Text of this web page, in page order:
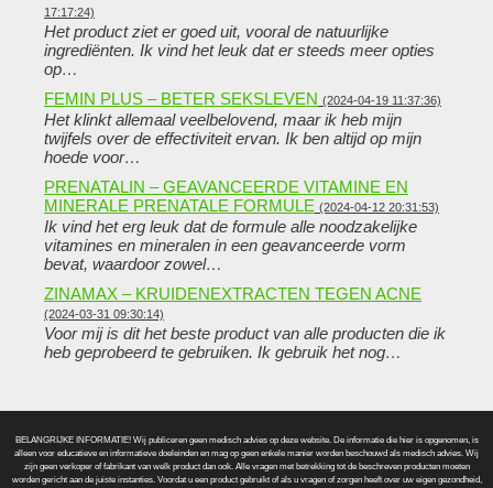
17:17:24)
Het product ziet er goed uit, vooral de natuurlijke
ingrediënten. Ik vind het leuk dat er steeds meer opties
op…
FEMIN PLUS – BETER SEKSLEVEN (2024-04-19 11:37:36)
Het klinkt allemaal veelbelovend, maar ik heb mijn
twijfels over de effectiviteit ervan. Ik ben altijd op mijn
hoede voor…
PRENATALIN – GEAVANCEERDE VITAMINE EN
MINERALE PRENATALE FORMULE (2024-04-12 20:31:53)
Ik vind het erg leuk dat de formule alle noodzakelijke
vitamines en mineralen in een geavanceerde vorm
bevat, waardoor zowel…
ZINAMAX – KRUIDENEXTRACTEN TEGEN ACNE
(2024-03-31 09:30:14)
Voor mij is dit het beste product van alle producten die ik
heb geprobeerd te gebruiken. Ik gebruik het nog…
BELANGRIJKE INFORMATIE! Wij publiceren geen medisch advies op deze website. De informatie die hier is opgenomen, is
alleen voor educatieve en informatieve doeleinden en mag op geen enkele manier worden beschouwd als medisch advies. Wij
zijn geen verkoper of fabrikant van welk product dan ook. Alle vragen met betrekking tot de beschreven producten moeten
worden gericht aan de juiste instanties. Voordat u een product gebruikt of als u vragen of zorgen heeft over uw eigen gezondheid,